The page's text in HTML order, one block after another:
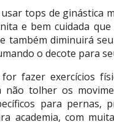
tops de ginástica
e bem cuidada
também diminuirá
o decote para
for fazer exercícios
não tolher os
para pernas,
academia, com